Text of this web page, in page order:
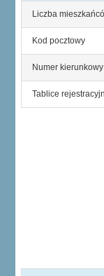
Liczba
Kod pocztowy
Numer kierunkowy
Tablice